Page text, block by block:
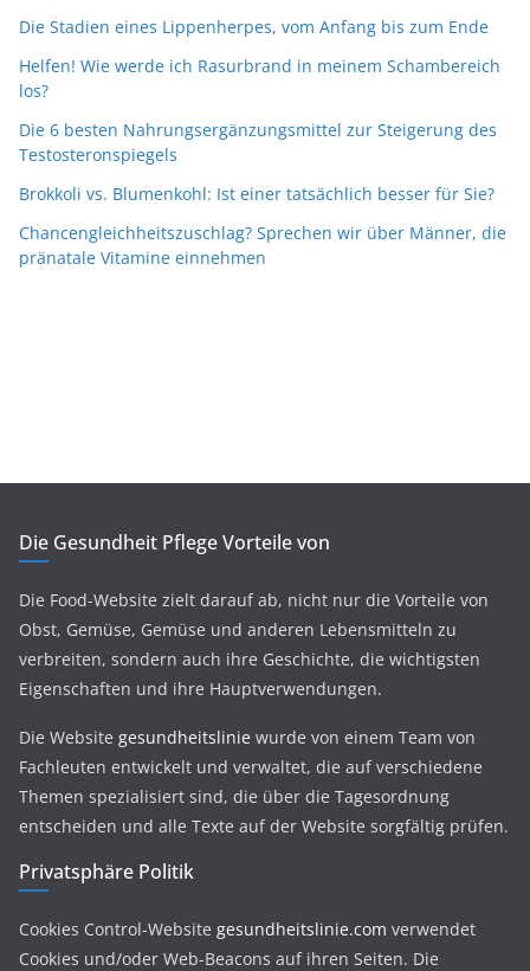
Die Stadien eines Lippenherpes, vom Anfang bis zum Ende
Helfen! Wie werde ich Rasurbrand in meinem Schambereich
los?
Die 6 besten Nahrungsergänzungsmittel zur Steigerung des
Testosteronspiegels
Brokkoli vs. Blumenkohl: Ist einer tatsächlich besser für Sie?
Chancengleichheitszuschlag? Sprechen wir über Männer, die
pränatale Vitamine einnehmen
Die Gesundheit Pflege Vorteile von
Die Food-Website zielt darauf ab, nicht nur die Vorteile von
Obst, Gemüse, Gemüse und anderen Lebensmitteln zu
verbreiten, sondern auch ihre Geschichte, die wichtigsten
Eigenschaften und ihre Hauptverwendungen.
Die Website gesundheitslinie wurde von einem Team von
Fachleuten entwickelt und verwaltet, die auf verschiedene
Themen spezialisiert sind, die über die Tagesordnung
entscheiden und alle Texte auf der Website sorgfältig prüfen.
Privatsphäre Politik
Cookies Control-Website gesundheitslinie.com verwendet
Cookies und/oder Web-Beacons auf ihren Seiten. Die